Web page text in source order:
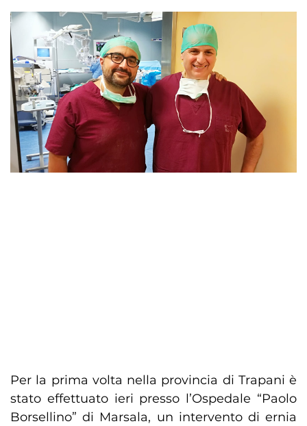
Per la prima volta nella provincia di Trapani è
stato effettuato ieri presso l’Ospedale “Paolo
Borsellino” di Marsala, un intervento di ernia